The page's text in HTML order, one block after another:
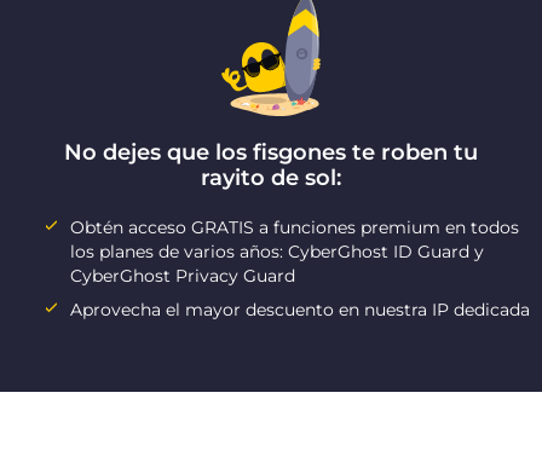
No dejes que los fisgones te roben tu
rayito de sol:
Obtén acceso GRATIS a funciones premium en todos
los planes de varios años: CyberGhost ID Guard y
CyberGhost Privacy Guard
Aprovecha el mayor descuento en nuestra IP dedicada